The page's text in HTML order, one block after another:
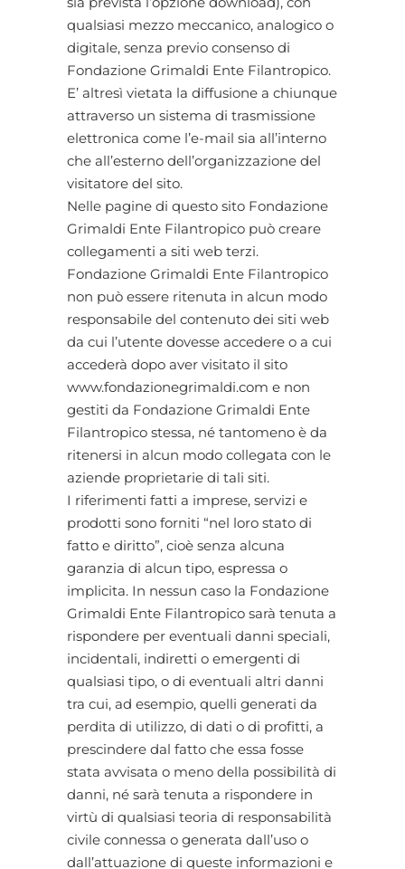
qualsiasi mezzo meccanico, analogico o
digitale, senza previo consenso di
Fondazione Grimaldi Ente Filantropico.
E’ altresì vietata la diffusione a chiunque
attraverso un sistema di trasmissione
elettronica come l’e-mail sia all’interno
che all’esterno dell’organizzazione del
visitatore del sito.
Nelle pagine di questo sito Fondazione
Grimaldi Ente Filantropico può creare
collegamenti a siti web terzi.
Fondazione Grimaldi Ente Filantropico
non può essere ritenuta in alcun modo
responsabile del contenuto dei siti web
da cui l’utente dovesse accedere o a cui
accederà dopo aver visitato il sito
www.fondazionegrimaldi.com e non
gestiti da Fondazione Grimaldi Ente
Filantropico stessa, né tantomeno è da
ritenersi in alcun modo collegata con le
aziende proprietarie di tali siti.
I riferimenti fatti a imprese, servizi e
prodotti sono forniti “nel loro stato di
fatto e diritto”, cioè senza alcuna
garanzia di alcun tipo, espressa o
implicita. In nessun caso la Fondazione
Grimaldi Ente Filantropico sarà tenuta a
rispondere per eventuali danni speciali,
incidentali, indiretti o emergenti di
qualsiasi tipo, o di eventuali altri danni
tra cui, ad esempio, quelli generati da
perdita di utilizzo, di dati o di profitti, a
prescindere dal fatto che essa fosse
stata avvisata o meno della possibilità di
danni, né sarà tenuta a rispondere in
virtù di qualsiasi teoria di responsabilità
civile connessa o generata dall’uso o
dall’attuazione di queste informazioni e